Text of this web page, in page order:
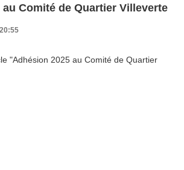
au Comité de Quartier Villeverte